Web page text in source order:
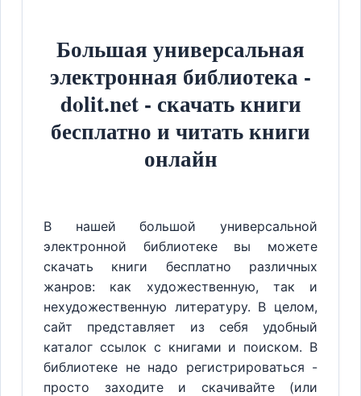
Большая универсальная
электронная библиотека -
dolit.net - скачать книги
бесплатно и читать книги
онлайн
В нашей большой универсальной
электронной библиотеке вы можете
скачать книги бесплатно различных
жанров: как художественную, так и
нехудожественную литературу. В целом,
сайт представляет из себя удобный
каталог ссылок с книгами и поиском. В
библиотеке не надо регистрироваться -
просто заходите и скачивайте (или